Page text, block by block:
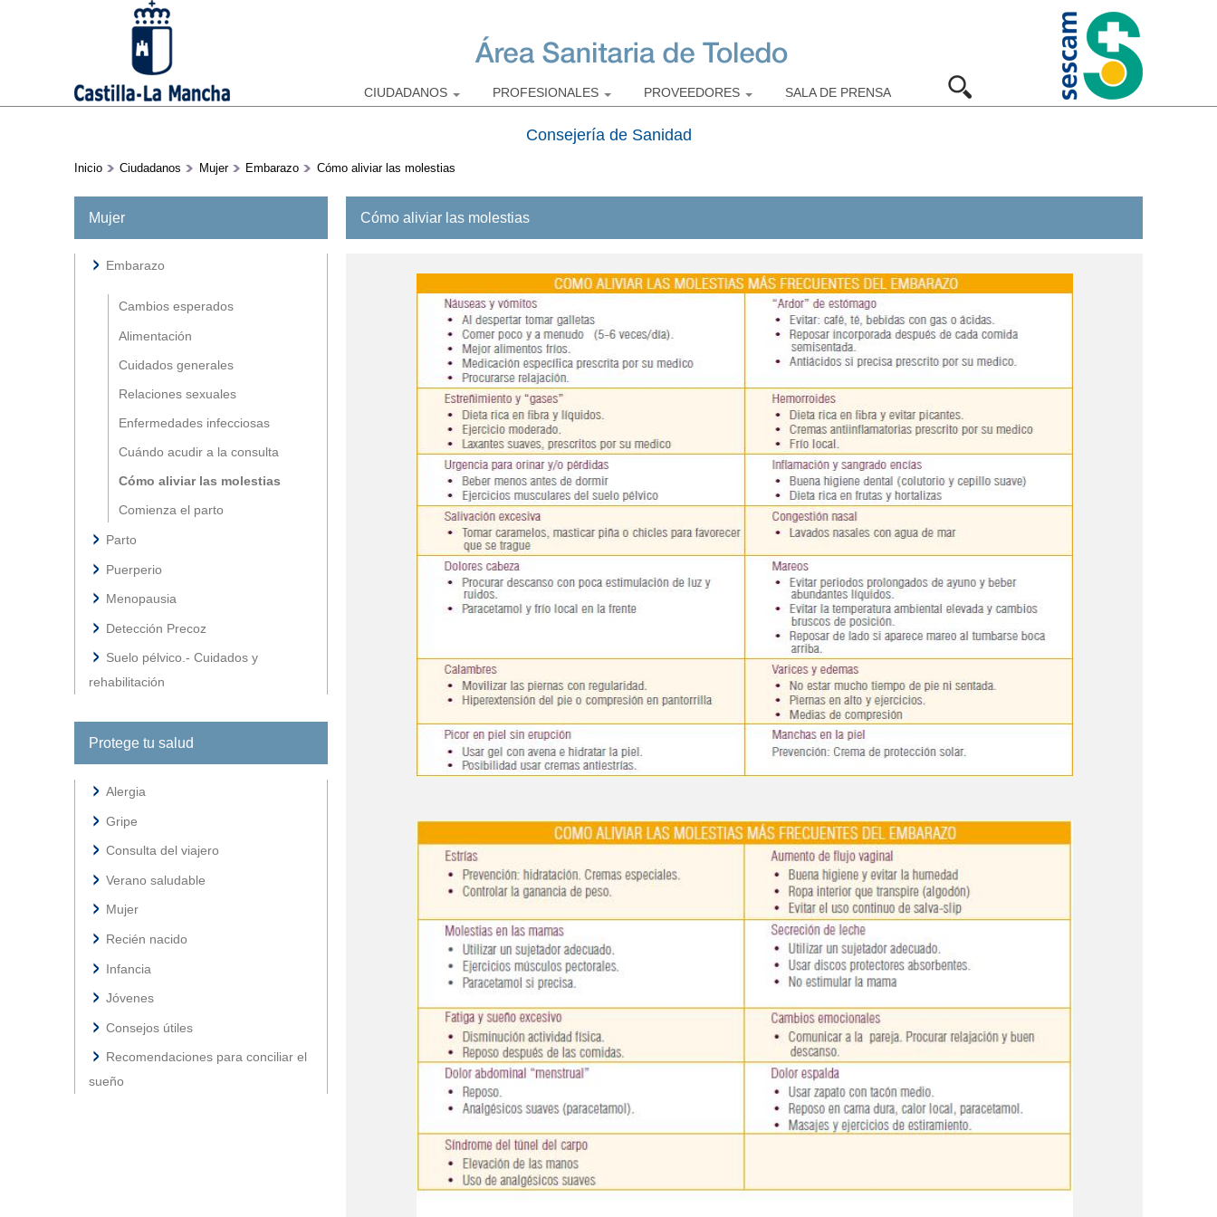
principal
CIUDADANOS PROFESIONALES PROVEEDORES SALA DE PRENSA
Consejería de Sanidad
Inicio Ciudadanos Mujer Embarazo Cómo aliviar las molestias
Mujer
Embarazo
Cambios esperados
Alimentación
Cuidados generales
Relaciones sexuales
Enfermedades infecciosas
Cuándo acudir a la consulta
Cómo aliviar las molestias
Comienza el parto
Parto
Puerperio
Menopausia
Detección Precoz
Suelo pélvico.- Cuidados y
rehabilitación
Protege tu salud
Alergia
Gripe
Consulta del viajero
Verano saludable
Mujer
Recién nacido
Infancia
Jóvenes
Consejos útiles
Recomendaciones para conciliar el
sueño
Cómo aliviar las molestias